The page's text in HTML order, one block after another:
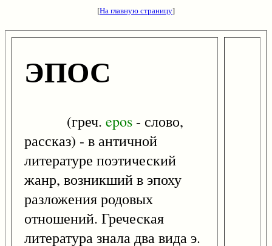
[На главную страницу]
ЭПОС
(греч. epos - слово,
рассказ) - в античной
литературе поэтический
жанр, возникший в эпоху
разложения родовых
отношений. Греческая
литература знала два вида э.